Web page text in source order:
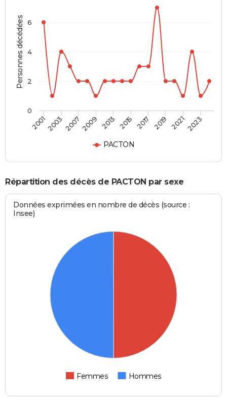
Personnes décédées
PACTON
2001200320072009 2013 2015 2017 2019 20212023
0
2
4
6
Répartition des décès de PACTON par sexe
Données exprimées en nombre de décès (source :
Insee)
Femmes Hommes